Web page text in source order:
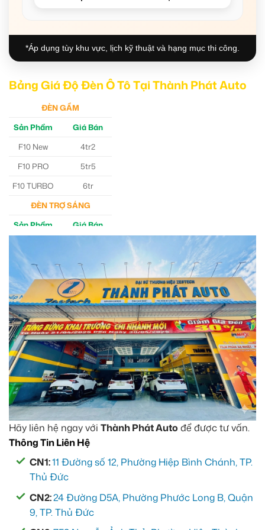
*Áp dụng tùy khu vực, lịch kỹ thuật và hạng mục thi công.
Bảng Giá Độ Đèn Ô Tô Tại Thành Phát Auto
ĐÈN GẦM
Sản Phẩm
Giá Bán
F10 New
4tr2
F10 PRO
5tr5
F10 TURBO
6tr
ĐÈN TRỢ SÁNG
Sản Phẩm
Giá Bán
M30 Ultra
Aozoom EX3
5tr
Hãy liên hệ ngay với Thành Phát Auto để được tư vấn.
Thông Tin Liên Hệ
CN1:11 Đường số 12, Phường Hiệp Bình Chánh, TP.
Thủ Đức
CN2:24 Đường D5A, Phường Phước Long B, Quận
9, TP. Thủ Đức